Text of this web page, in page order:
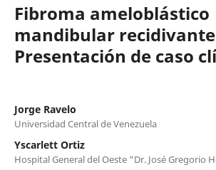
Fibroma ameloblástico
mandibular
Presentación de caso
Jorge Ravelo
Universidad Central de Venezuela
Yscarlett Ortiz
Hospital General del Oeste “Dr. José Gregorio